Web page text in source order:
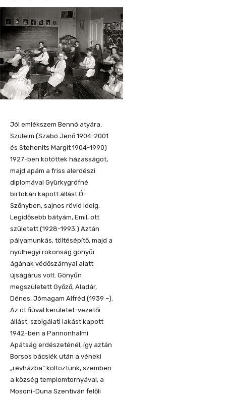
Jól emlékszem Bennó atyára.
Szüleim (Szabó Jenő 1904-2001
és Stehenits Margit 1904-1990)
1927-ben kötöttek házasságot,
majd apám a friss alerdészi
diplomával Gyürkygrófné
birtokán kapott állást Ó-
Szőnyben, sajnos rövid ideig.
Legidősebb bátyám, Emil, ott
született (1928-1993.) Aztán
pályamunkás, töltésépítő, majd a
nyúlhegyi rokonság gönyűi
ágának védőszárnyai alatt
újságárus volt. Gönyűn
megszületett Győző, Aladár,
Dénes, Jómagam Alfréd (1939 –)
Az öt fiúval kerületet-vezetői
állást, szolgálati lakást kapott
1942-ben a Pannonhalmi
Apátság erdészeténél, így aztán
Borsos bácsiék után a véneki
„révházba” költöztünk, szemben
a község templomtornyával, a
Mosoni-Duna Szentiván felőli